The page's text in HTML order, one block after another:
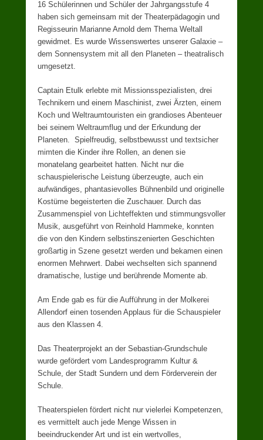
16 Schülerinnen und Schüler der Jahrgangsstufe 4
haben sich gemeinsam mit der Theaterpädagogin und
Regisseurin Marianne Arnold dem Thema Weltall
gewidmet. Es wurde Wissenswertes unserer Galaxie –
dem Sonnensystem mit all den Planeten – theatralisch
umgesetzt.
Captain Etulk erlebte mit Missionsspezialisten, drei
Technikern und einem Maschinist, zwei Ärzten, einem
Koch und Weltraumtouristen ein grandioses Abenteuer
bei seinem Weltraumflug und der Erkundung der
Planeten. Spielfreudig, selbstbewusst und textsicher
mimten die Kinder ihre Rollen, an denen sie
monatelang gearbeitet hatten. Nicht nur die
schauspielerische Leistung überzeugte, auch ein
aufwändiges, phantasievolles Bühnenbild und originelle
Kostüme begeisterten die Zuschauer. Durch das
Zusammenspiel von Lichteffekten und stimmungsvoller
Musik, ausgeführt von Reinhold Hammeke, konnten
die von den Kindern selbstinszenierten Geschichten
großartig in Szene gesetzt werden und bekamen einen
enormen Mehrwert. Dabei wechselten sich spannend
dramatische, lustige und berührende Momente ab.
Am Ende gab es für die Aufführung in der Molkerei
Allendorf einen tosenden Applaus für die Schauspieler
aus den Klassen 4.
Das Theaterprojekt an der Sebastian-Grundschule
wurde gefördert vom Landesprogramm Kultur &
Schule, der Stadt Sundern und dem Förderverein der
Schule.
Theaterspielen fördert nicht nur vielerlei Kompetenzen,
es vermittelt auch jede Menge Wissen in
beeindruckender Art und ist ein wertvolles,